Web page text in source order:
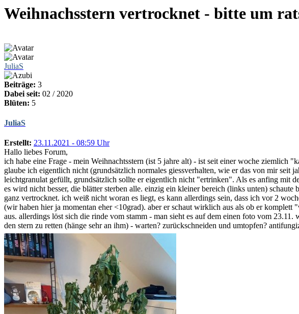
Weihnachsstern vertrocknet - bitte um
JuliaS
Beiträge: 3
Dabei seit: 02 / 2020
Blüten: 5
JuliaS
Erstellt: 23.11.2021 - 08:59 Uhr
Hallo liebes Forum,
ich habe eine Frage - mein Weihnachtsstern (ist 5 jahre alt) - ist seit einer woche ziemlich
glaube ich eigentlich nicht (grundsätzlich normales giessverhalten, wie er das von mir
leichtgranulat gefüllt, grundsätzlich sollte er eigentlich nicht "ertrinken". Als es anfing mit
es wird nicht besser, die blätter sterben alle. einzig ein kleiner bereich (links unten)
ganz vertrocknet. ich weiß nicht woran es liegt, es kann allerdings sein, dass ich vor 2
(wir haben hier ja momentan eher <10grad). aber er schaut wirklich aus als ob er
aus. allerdings löst sich die rinde vom stamm - man sieht es auf dem einen foto vom
den stern zu retten (hänge sehr an ihm) - warten? zurückschneiden und umtopfen?